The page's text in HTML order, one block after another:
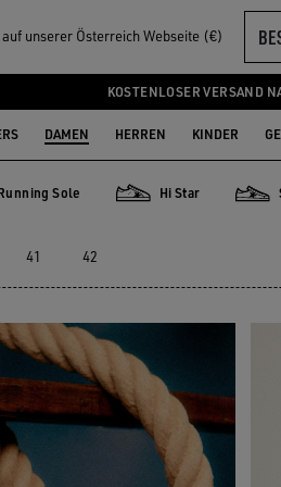
unserer Österreich Webseite (€)
KOSTENLOSER VERSAND
DAMEN HERREN KINDER
Sole Hi Star
41 42